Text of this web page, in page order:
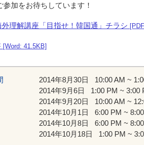
参加をお待ちしています！
外理解講座「目指せ！韓国通」チラシ
[Word: 41.5KB]
2014年8月30日
10:00 AM ~
2014年9月6日
1:00 PM ~ 3:00
2014年9月20日
10:00 AM ~
2014年10月1日
6:00 PM ~
2014年10月8日
6:00 PM ~
2014年10月18日
1:00 PM ~